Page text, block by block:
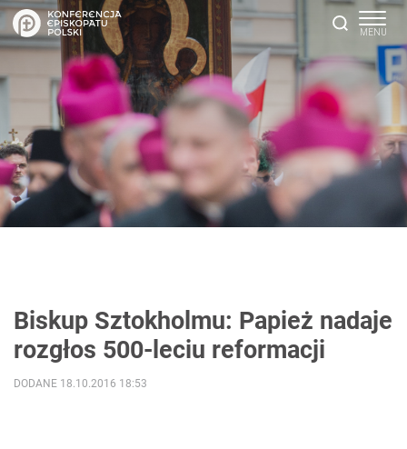
Biskup Sztokholmu: Papież nadaje
rozgłos 500-leciu reformacji
DODANE 18.10.2016 18:53